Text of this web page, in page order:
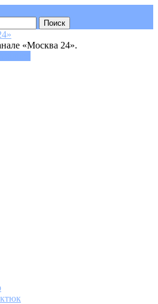
«Москва 24».